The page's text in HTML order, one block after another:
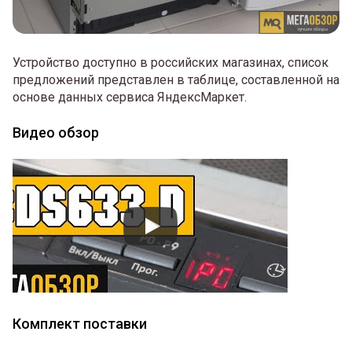
Устройство доступно в российских магазинах, список
предложений представлен в таблице, составленной на
основе данных сервиса ЯндексМаркет.
Видео обзор
Комплект поставки